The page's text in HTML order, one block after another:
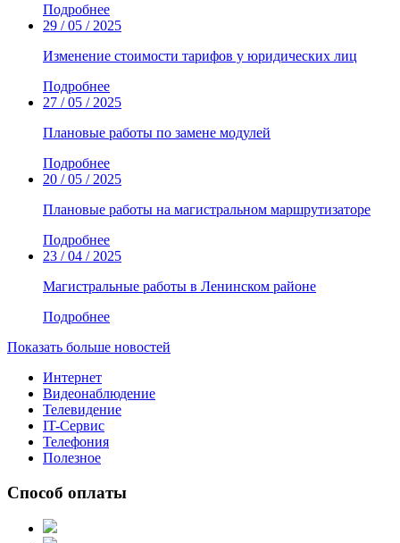
Подробнее
29 / 05 / 2025
Изменение стоимости тарифов у юридических лиц
Подробнее
27 / 05 / 2025
Плановые работы по замене модулей
Подробнее
20 / 05 / 2025
Плановые работы на магистральном маршрутизаторе
Подробнее
23 / 04 / 2025
Магистральные работы в Ленинском районе
Подробнее
Показать больше новостей
Интернет
Видеонаблюдение
Телевидение
IT-Сервис
Телефония
Полезное
Способ оплаты